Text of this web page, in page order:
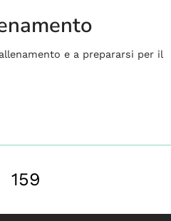
e a prepararsi per il
159